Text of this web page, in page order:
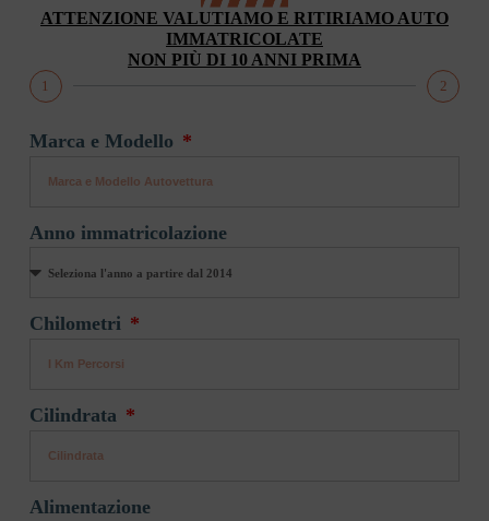
ATTENZIONE VALUTIAMO E RITIRIAMO AUTO
IMMATRICOLATE
NON PIÙ DI 10 ANNI PRIMA
1 2
Marca e Modello
Anno immatricolazione
Chilometri
Cilindrata
Alimentazione